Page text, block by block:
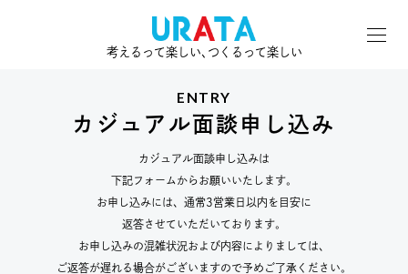
考えるって楽しい､つくるって楽しい
ENTRY
カジュアル面談申し込み
カジュアル面談申し込みは
下記フォームからお願いいたします。
お申し込みには、通常3営業日以内を目安に
返答させていただいております。
お申し込みの混雑状況および内容によりましては、
ご返答が遅れる場合がございますので予めご了承ください。